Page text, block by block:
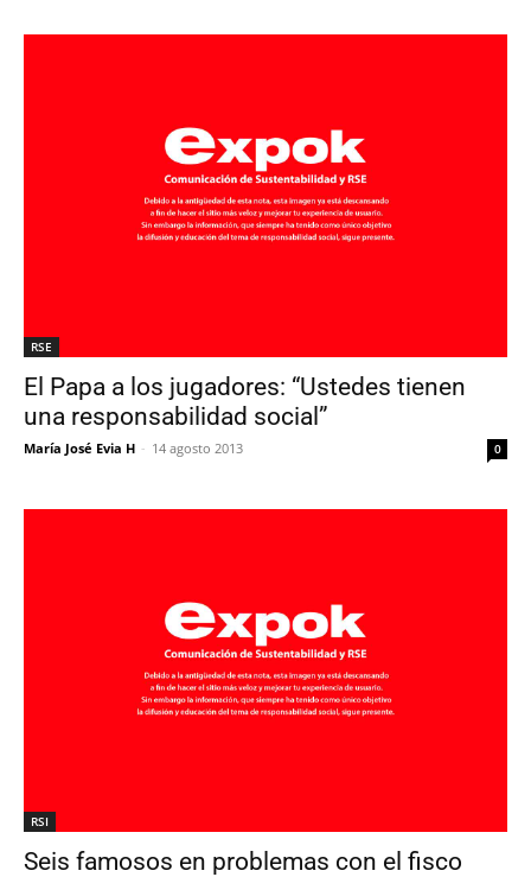
RSE
El Papa a los jugadores: “Ustedes tienen
una responsabilidad social”
María José Evia H - 14 agosto 2013 0
RSI
Seis famosos en problemas con el fisco